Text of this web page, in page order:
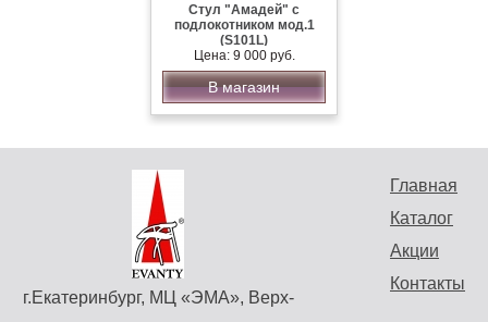
Стул "Амадей" с
подлокотником мод.1
(S101L)
Цена: 9 000 руб.
В магазин
Главная
Каталог
Акции
Контакты
г.Екатеринбург, МЦ «ЭМА», Верх-